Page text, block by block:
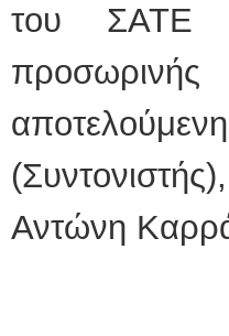
του ΣΑΤΕ
Αντώνη